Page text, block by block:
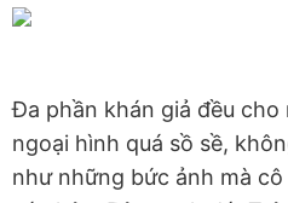
Đa phần khán giả đều cho
ngoại hình quá sồ sề,
như những bức ảnh mà